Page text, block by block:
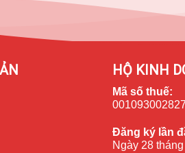
đắm vào không gian giải trí đỉnh
nhu cầu của người dùng. Thiết kế
vệ mắt khi có khả năng điều chỉnh
HỘ KINH
Mã số thuế:
Đăng ký lần
Ngày 28